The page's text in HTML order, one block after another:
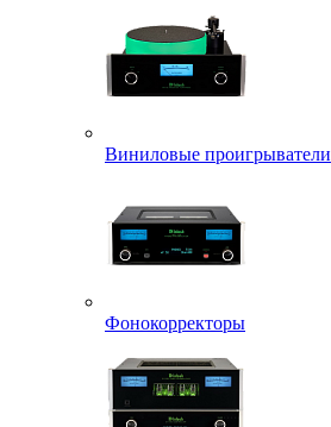
Виниловые проигрыватели
Фонокорректоры